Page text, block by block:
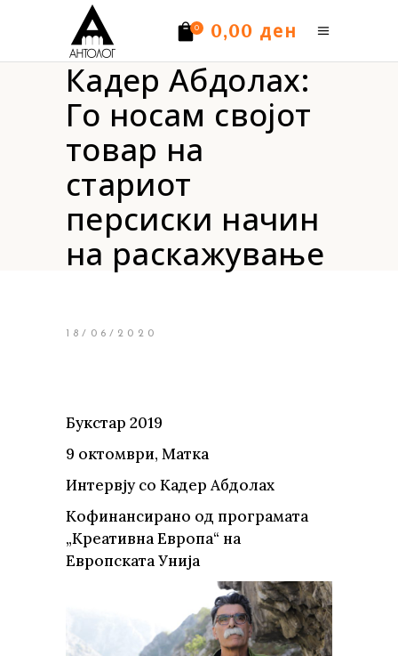
0 0,00 ден
Нема производи.
Кадер Абдолах:
Го носам својот
товар на
стариот
персиски начин
на раскажување
18/06/2020
Букстар 2019
9 октомври, Матка
Интервју со Кадер Абдолах
Кофинансирано од програмата
„Креативна Европа“ на
Европската Унија